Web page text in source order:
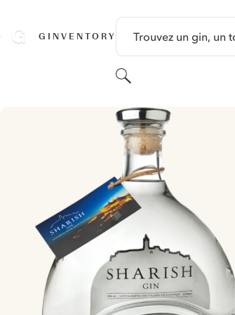
GINVENTORY Trouvez un gin, un
Rechercher